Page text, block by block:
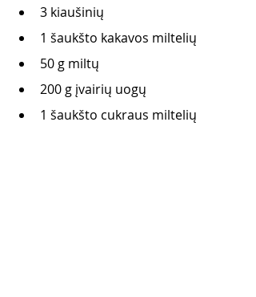
3 kiaušinių
1 šaukšto kakavos miltelių
50 g miltų
200 g įvairių uogų
1 šaukšto cukraus miltelių